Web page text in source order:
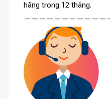
hãng trong 12 tháng.